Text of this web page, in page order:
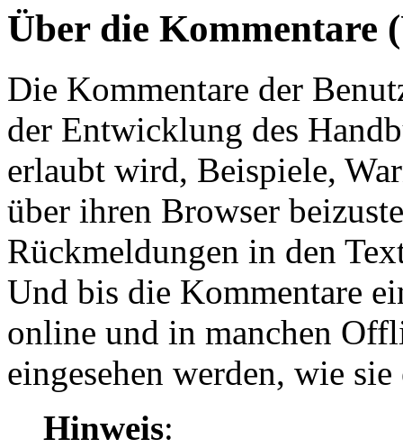
Über die Kommentare
Die Kommentare der
der Entwicklung des
erlaubt wird, Beispiele,
über ihren Browser
Rückmeldungen in den
Und bis die Kommentare
online und in manchen
eingesehen werden, wie
Hinweis: